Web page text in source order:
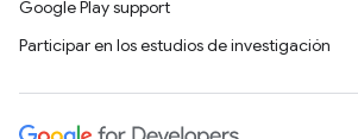
Google Play support
Participar en los estudios de investigación